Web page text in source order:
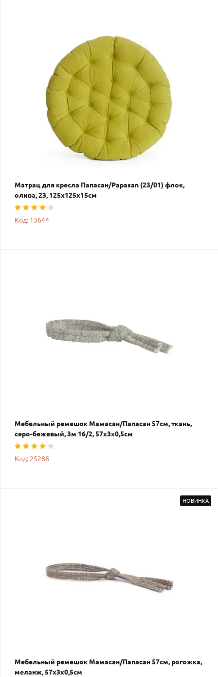
Матрац для кресла Папасан/Papasan (23/01) флок,
олива, 23, 125х125х15см
Код: 13644
Мебельный ремешок Мамасан/Папасан 57см, ткань,
серо-бежевый, 3м 16/2, 57х3х0,5см
Код: 25288
НОВИНКА
Мебельный ремешок Мамасан/Папасан 57см, рогожка,
меланж, 57х3х0,5см